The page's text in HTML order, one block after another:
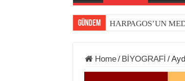
GÜNDEM HARPAGOS’UN
Home/ BİYOGRAFİ /